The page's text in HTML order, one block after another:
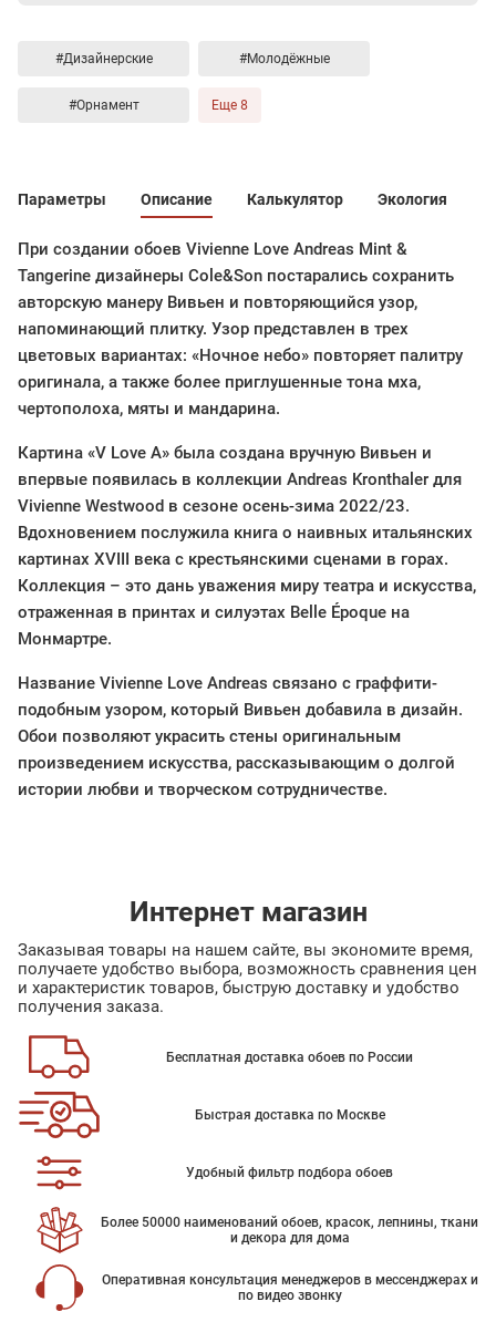
#Дизайнерские #Молодёжные
#Орнамент Еще 8
Параметры Описание Калькулятор Экология
При создании обоев Vivienne Love Andreas Mint &
Tangerine дизайнеры Cole&Son постарались сохранить
авторскую манеру Вивьен и повторяющийся узор,
напоминающий плитку. Узор представлен в трех
цветовых вариантах: «Ночное небо» повторяет палитру
оригинала, а также более приглушенные тона мха,
чертополоха, мяты и мандарина.
Картина «V Love A» была создана вручную Вивьен и
впервые появилась в коллекции Andreas Kronthaler для
Vivienne Westwood в сезоне осень-зима 2022/23.
Вдохновением послужила книга о наивных итальянских
картинах XVIII века с крестьянскими сценами в горах.
Коллекция – это дань уважения миру театра и искусства,
отраженная в принтах и силуэтах Belle Époque на
Монмартре.
Название Vivienne Love Andreas связано с граффити-
подобным узором, который Вивьен добавила в дизайн.
Обои позволяют украсить стены оригинальным
произведением искусства, рассказывающим о долгой
истории любви и творческом сотрудничестве.
Интернет магазин
Заказывая товары на нашем сайте, вы экономите время,
получаете удобство выбора, возможность сравнения цен
и характеристик товаров, быструю доставку и удобство
получения заказа.
Бесплатная доставка обоев по России
Быстрая доставка по Москве
Удобный фильтр подбора обоев
Более 50000 наименований обоев, красок, лепнины, ткани
и декора для дома
Оперативная консультация менеджеров в мессенджерах и
по видео звонку